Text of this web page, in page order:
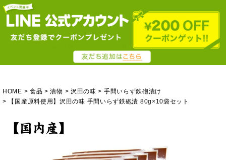
HOME 食品 漬物 沢田の味
手間いらず鉄砲漬け
【国産原料使用】沢田の味 手間いらず鉄砲漬 80g×10袋セット